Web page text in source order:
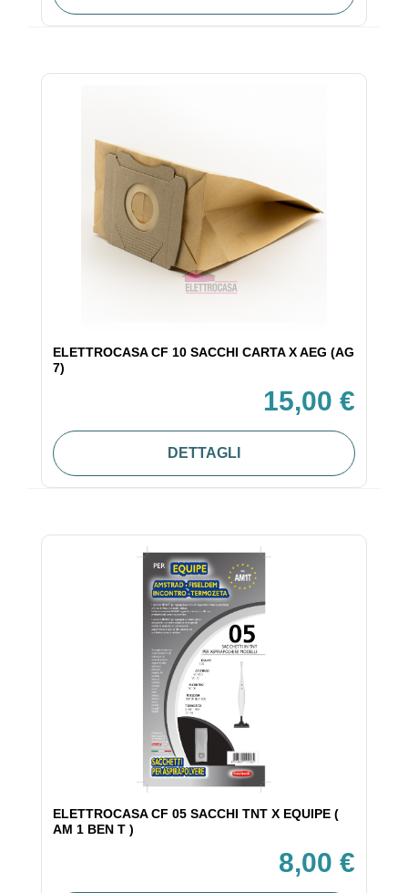
ELETTROCASA CF 10 SACCHI CARTA X AEG (AG
7)
15,00 €
DETTAGLI
ELETTROCASA CF 05 SACCHI TNT X EQUIPE (
AM 1 BEN T )
8,00 €